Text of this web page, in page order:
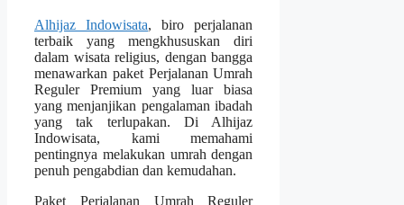
Alhijaz Indowisata, biro perjalanan
terbaik yang mengkhususkan diri
dalam wisata religius, dengan bangga
menawarkan paket Perjalanan Umrah
Reguler Premium yang luar biasa
yang menjanjikan pengalaman ibadah
yang tak terlupakan. Di Alhijaz
Indowisata, kami memahami
pentingnya melakukan umrah dengan
penuh pengabdian dan kemudahan.
Paket Perjalanan Umrah Reguler